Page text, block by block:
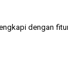
dengan